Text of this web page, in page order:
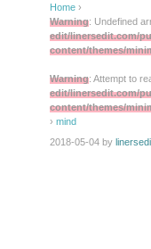
Home ›
Warning: Undefined
edit/linersedit.com/
content/themes/
Warning: Attempt to
edit/linersedit.com/
content/themes/
› mind
2018-05-04 by